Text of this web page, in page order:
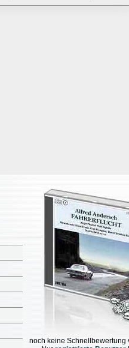
noch keine Schnellbewertung